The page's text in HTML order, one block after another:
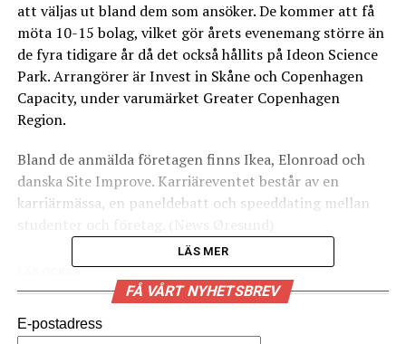
att väljas ut bland dem som ansöker. De kommer att få
möta 10-15 bolag, vilket gör årets evenemang större än
de fyra tidigare år då det också hållits på Ideon Science
Park. Arrangörer är Invest in Skåne och Copenhagen
Capacity, under varumärket Greater Copenhagen
Region.
Bland de anmälda företagen finns Ikea, Elonroad och
danska Site Improve. Karriäreventet består av en
karriärmässa, en paneldebatt och speeddating mellan
Svensk arbetslöshet: nedgången planade ut mellan
september och oktober
LÄS MER
FÅ VÅRT NYHETSBREV
E-postadress